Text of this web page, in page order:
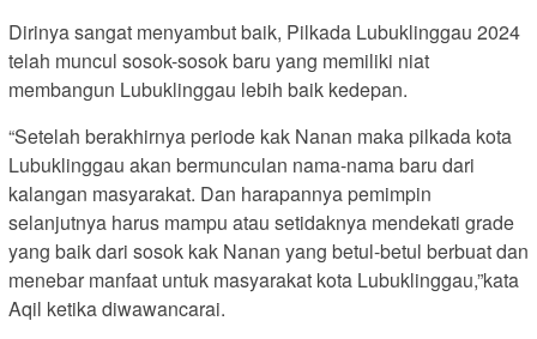
Dirinya sangat menyambut baik, Pilkada Lubuklinggau 2024
telah muncul sosok-sosok baru yang memiliki niat
membangun Lubuklinggau lebih baik kedepan.
“Setelah berakhirnya periode kak Nanan maka pilkada kota
Lubuklinggau akan bermunculan nama-nama baru dari
kalangan masyarakat. Dan harapannya pemimpin
selanjutnya harus mampu atau setidaknya mendekati grade
yang baik dari sosok kak Nanan yang betul-betul berbuat dan
menebar manfaat untuk masyarakat kota Lubuklinggau,”kata
Aqil ketika diwawancarai.